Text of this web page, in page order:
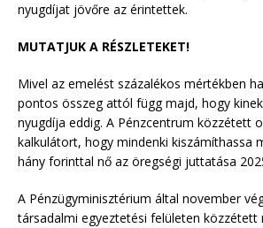
nyugdíjat jövőre az érintettek.
MUTATJUK A RÉSZLETEKET!
Mivel az emelést százalékos mértékben
pontos összeg attól függ majd, hogy
nyugdíja eddig. A Pénzcentrum közzétett
kalkulátort, hogy mindenki kiszámíthassa
hány forinttal nő az öregségi juttatása
A Pénzügyminisztérium által november
társadalmi egyeztetési felületen közzétett